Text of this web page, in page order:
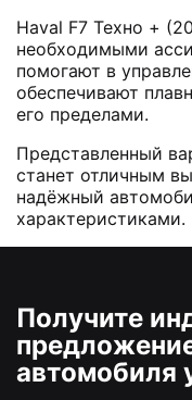
Haval F7 Техно +
необходимыми
помогают в
обеспечивают
его пределами.
Представленный
станет отличным
надёжный
характеристиками.
Получите
автомобиля